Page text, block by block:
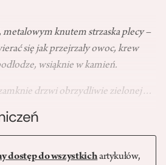
knutem strzaska plecy –
się jak przejrzały owoc, krew
wsiąknie w kamień.
drzwi obrzydliwie zielonej…
dostęp do wszystkichartykułów,